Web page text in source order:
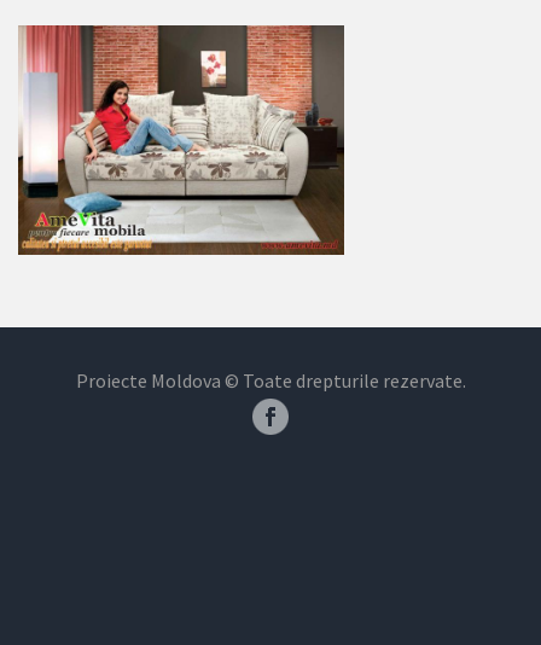
Proiecte Moldova © Toate drepturile rezervate.